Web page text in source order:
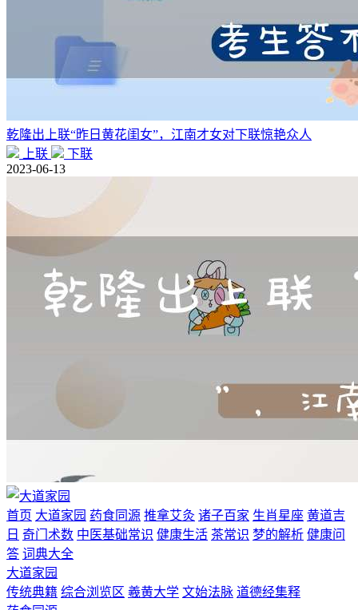
乾隆出上联“昨日黄花闺女”，江南才女对下联惊艳众人
上联
下联
2023-06-13
首页 大道家园 药食同源 推拿艾灸 诸子百家 生肖星座 黄道吉
日 奇门术数 中医基础常识 健康生活 茶常识 梦的解析 健康问
答 词典大全
大道家园
传统典籍 综合浏览区 羲黄大学 文始法脉 道德经集释